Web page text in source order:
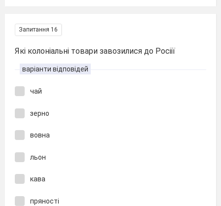
Запитання 16
Які колоніальні товари завозилися до Росіії
варіанти відповідей
чай
зерно
вовна
льон
кава
пряності